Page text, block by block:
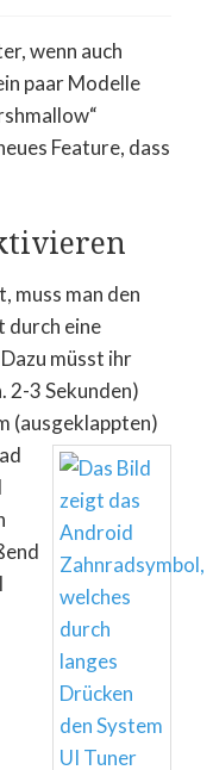
wenn auch
paar Modelle
Feature, dass
muss man den
durch eine
müsst ihr
2-3 Sekunden)
(ausgeklappten)